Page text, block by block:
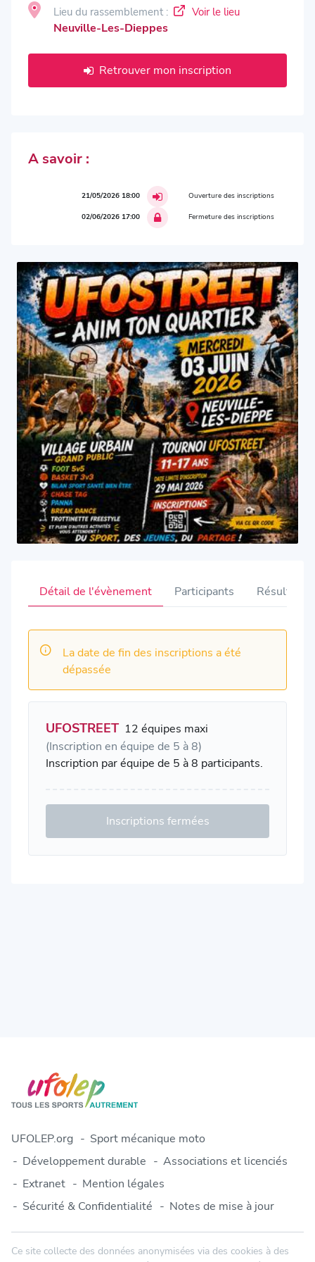
Détail de l'évènement Participants Résultats
La date de fin des inscriptions a été
dépassée
UFOSTREET 12 équipes maxi
(Inscription en équipe de 5 à 8)
Inscription par équipe de 5 à 8 participants.
Inscriptions fermées
Lieu du rassemblement : Voir le lieu
Neuville-Les-Dieppes
Retrouver mon inscription
A savoir :
21/05/2026 18:00 Ouverture des inscriptions
02/06/2026 17:00 Fermeture des inscriptions
UFOLEP.org
Sport mécanique moto
Développement durable
Associations et licenciés
Extranet
Mention légales
Sécurité & Confidentialité
Notes de mise à jour
Ce site collecte des données anonymisées via des cookies à des